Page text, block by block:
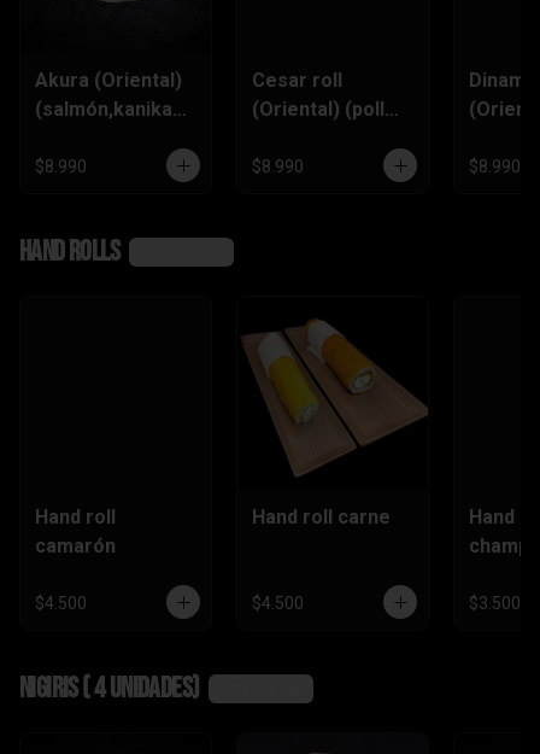
Akura (Oriental)
(salmón,kanikam
e)
$8.990
Cesar roll
(Oriental) (pollo
crema,ciboulette
$8.990
,queso
$8.990
Hand rolls
Hand roll
camarón
$4.500
Hand roll carne
$4.500
Hand
$3.500
Nigiris ( 4 unidades)